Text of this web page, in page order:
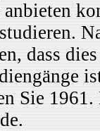
dass
Sie